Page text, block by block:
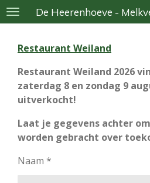
Ga
direct
hoofdinhoud
De Heerenhoeve -
Restaurant Weiland
Restaurant Weiland 2026
zaterdag 8 en zondag 9
uitverkocht!
Laat je gegevens achter
worden gebracht over
Naam *